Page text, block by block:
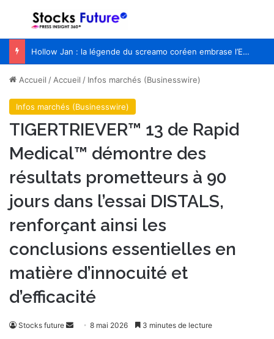
Menu
Hollow Jan : la légende du screamo coréen embrase l’Europe pour la première fois
Accueil /Accueil / Infos marchés (Businesswire)
Infos marchés (Businesswire)
TIGERTRIEVER™ 13 de Rapid
Medical™ démontre des
résultats prometteurs à 90
jours dans l’essai DISTALS,
renforçant ainsi les
conclusions essentielles en
matière d’innocuité et
d’efficacité
Stocks future 8 mai 2026 3 minutes de lecture